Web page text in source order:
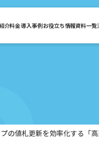
介料金導入事例お役立ち情報資料一覧
プの値札更新を効率化する「